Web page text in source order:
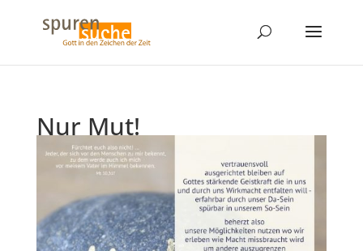
Nur Mut!